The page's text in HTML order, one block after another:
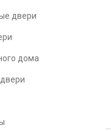
двери
дома